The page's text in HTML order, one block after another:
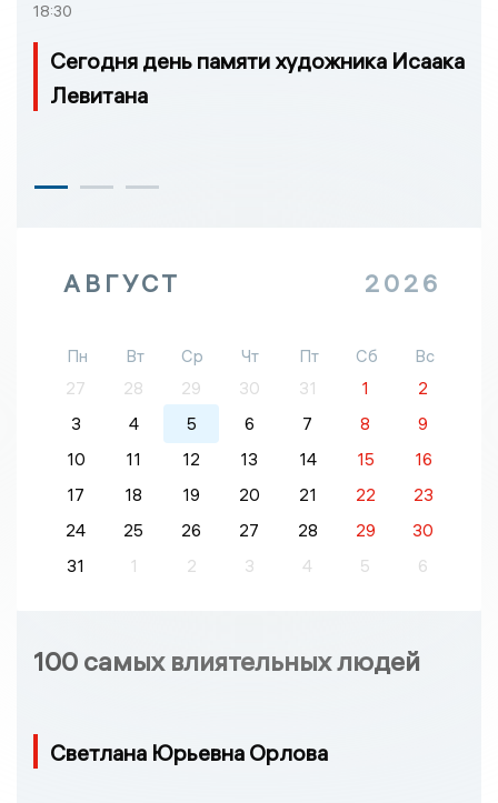
18:30
Сегодня день памяти художника Исаака
Левитана
АВГУСТ 2026
Пн Вт Ср Чт Пт Сб
Вс
27
28 29 30 31 1
2
3
4 5 6 7 8
9
10
11 12 13 14 15
16
17
18 19 20 21 22
23
24
25 26 27 28 29
30
31
1 2 3 4 5 6
100 самых влиятельных людей
Светлана Юрьевна Орлова